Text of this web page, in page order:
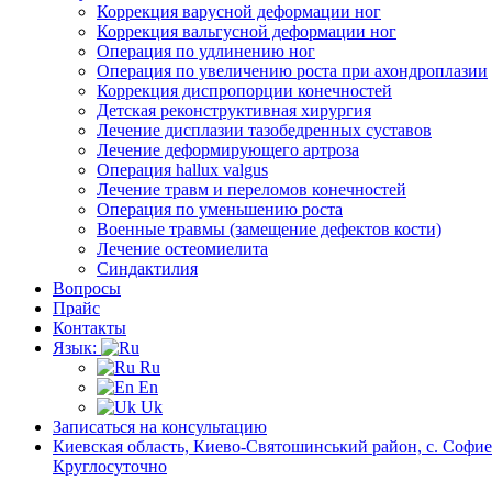
Коррекция варусной деформации ног
Коррекция вальгусной деформации ног
Операция по удлинению ног
Операция по увеличению роста при ахондроплазии
Коррекция диспропорции конечностей
Детская реконструктивная хирургия
Лечение дисплазии тазобедренных суставов
Лечение деформирующего артроза
Операция hallux valgus
Лечение травм и переломов конечностей
Операция по уменьшению роста
Военные травмы (замещение дефектов кости)
Лечение остеомиелита
Синдактилия
Вопросы
Прайс
Контакты
Язык:
Ru
En
Uk
Записаться на консультацию
Киевская область, Киево-Святошинський район, с.
Круглосуточно